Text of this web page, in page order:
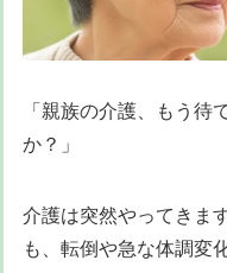
「親族の介護、もう待
か？」
介護は突然やってきま
も、転倒や急な体調変